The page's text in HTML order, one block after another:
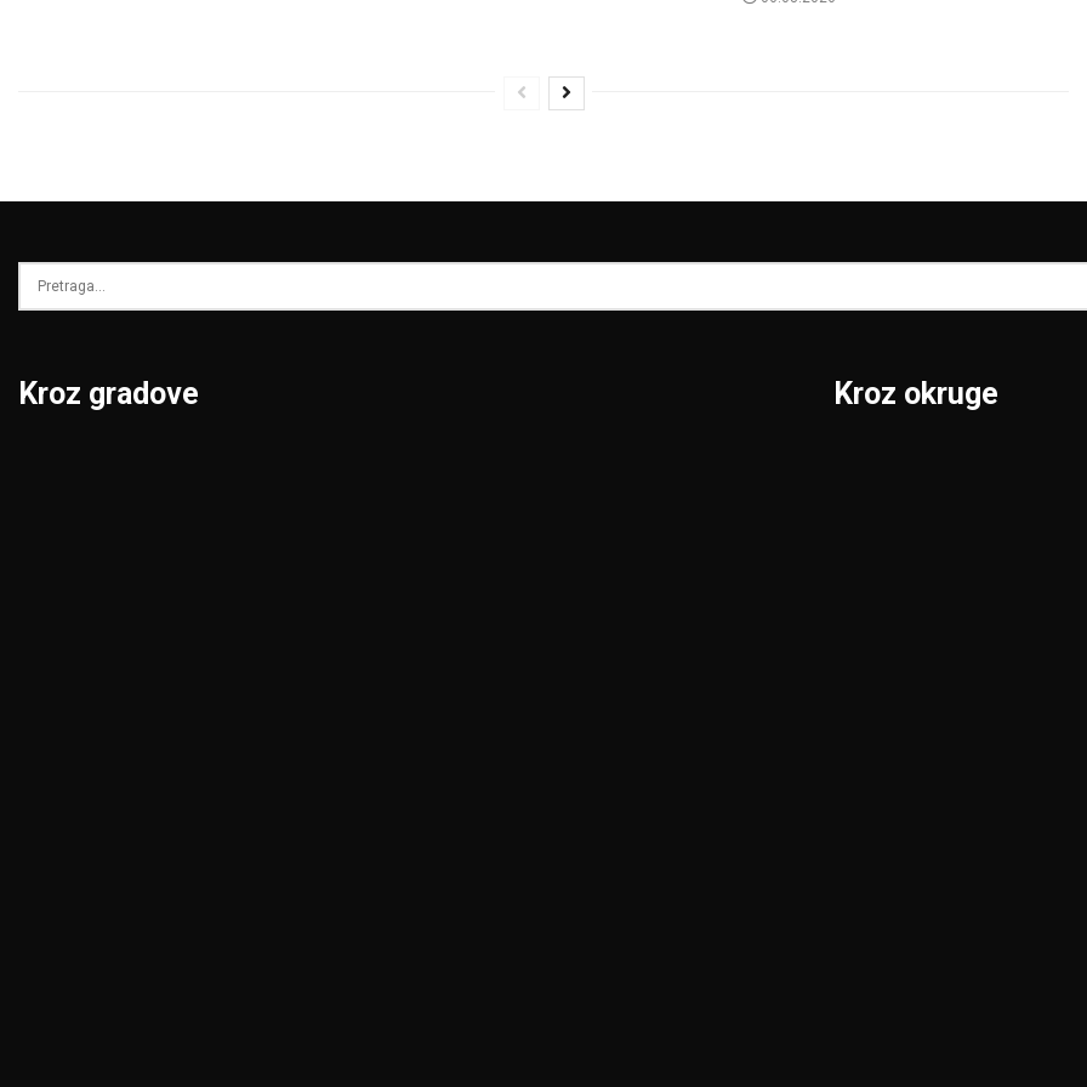
Kroz gradove Kroz okruge